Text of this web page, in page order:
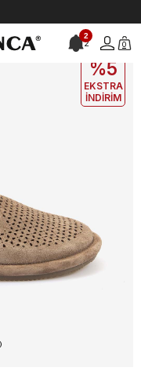
2
2 0
EKLE5
%5
EKSTRA
İNDİRİM